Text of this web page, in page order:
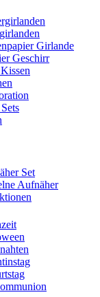
Girlande
Geschirr
Set
Aufnäher